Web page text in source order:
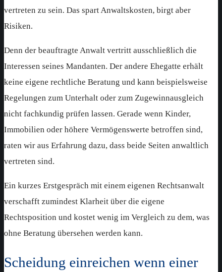
vertreten zu sein. Das spart Anwaltskosten, birgt aber
Risiken.
Denn der beauftragte Anwalt vertritt ausschließlich die
Interessen seines Mandanten. Der andere Ehegatte erhält
keine eigene rechtliche Beratung und kann beispielsweise
Regelungen zum Unterhalt oder zum Zugewinnausgleich
nicht fachkundig prüfen lassen. Gerade wenn Kinder,
Immobilien oder höhere Vermögenswerte betroffen sind,
raten wir aus Erfahrung dazu, dass beide Seiten anwaltlich
vertreten sind.
Ein kurzes Erstgespräch mit einem eigenen Rechtsanwalt
verschafft zumindest Klarheit über die eigene
Rechtsposition und kostet wenig im Vergleich zu dem, was
ohne Beratung übersehen werden kann.
Scheidung einreichen wenn einer